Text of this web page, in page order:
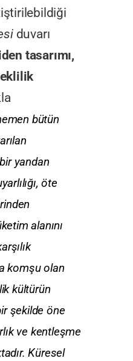
duvarı
tasarımı,
bütün
yandan
öte
alanını
komşu olan
kültürün
şekilde öne
ve kentleşme
Küresel